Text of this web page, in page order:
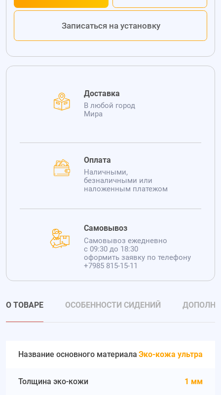
Записаться на установку
Доставка
В любой город
Мира
Оплата
Наличными,
безналичными или
наложенным платежом
Самовывоз
Самовывоз ежедневно
с 09:30 до 18:30
оформить заявку по телефону
+7985 815-15-11
О ТОВАРЕ ОСОБЕННОСТИ СИДЕНИЙ
Название основного материала Эко-кожа ультра
Толщина эко-кожи 1 мм